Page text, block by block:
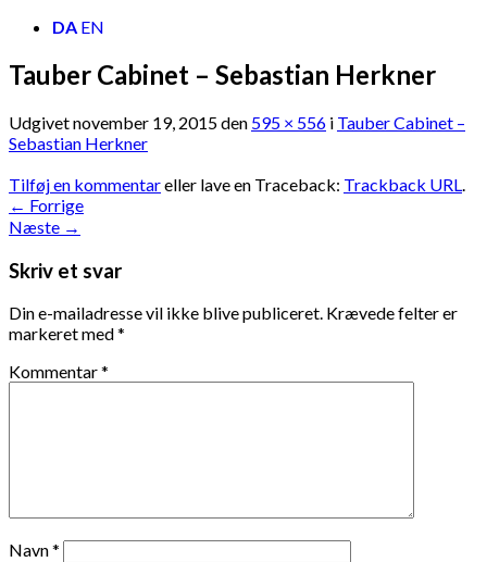
DA EN
Tauber Cabinet – Sebastian Herkner
Udgivetnovember 19, 2015den 595 × 556 i Tauber Cabinet –
Sebastian Herkner
Tilføj en kommentareller lave en Traceback: Trackback URL.
← Forrige
Næste →
Skriv et svar
Din e-mailadresse vil ikke blive publiceret. Krævede felter er
markeret med*
Kommentar*
Navn*